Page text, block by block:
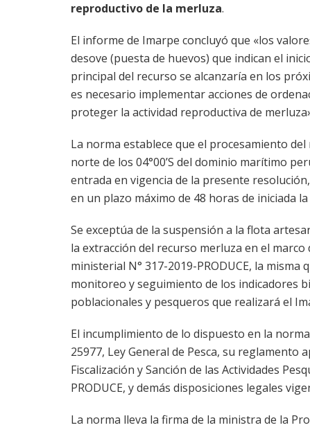
reproductivo de la merluza.
El informe de Imarpe concluyó que «los
desove (puesta de huevos) que indican el
principal del recurso se alcanzaría en los
es necesario implementar acciones de
proteger la actividad reproductiva de
La norma establece que el procesamiento
norte de los 04°00’S del dominio marítimo
entrada en vigencia de la presente
en un plazo máximo de 48 horas de iniciada
Se exceptúa de la suspensión a la flota
la extracción del recurso merluza en el marco
ministerial N° 317-2019-PRODUCE, la misma
monitoreo y seguimiento de los indicadores
poblacionales y pesqueros que realizará el
El incumplimiento de lo dispuesto en la
25977, Ley General de Pesca, su
Fiscalización y Sanción de las Actividades
PRODUCE, y demás disposiciones legales
La norma lleva la firma de la ministra de la